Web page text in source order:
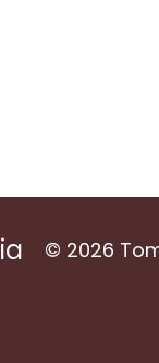
© 2026